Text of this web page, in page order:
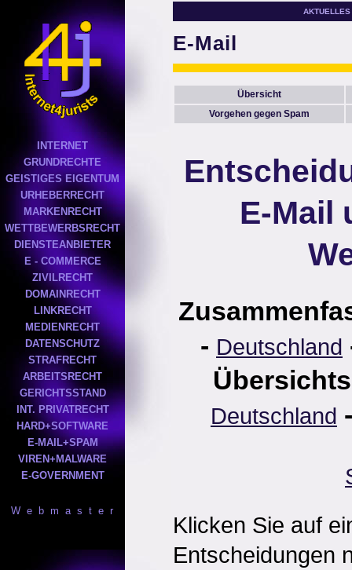
INTERNET
GRUNDRECHTE
GEISTIGES EIGENTUM
URHEBERRECHT
MARKENRECHT
WETTBEWERBSRECHT
DIENSTEANBIETER
E - COMMERCE
ZIVILRECHT
DOMAINRECHT
LINKRECHT
MEDIENRECHT
DATENSCHUTZ
STRAFRECHT
ARBEITSRECHT
GERICHTSSTAND
INT. PRIVATRECHT
HARD+SOFTWARE
E-MAIL+SPAM
VIREN+MALWARE
E-GOVERNMENT
W e b m a s t e r
AKTUELLES
E-Mail
Übersicht
Vorgehen gegen Spam
E-Mail
- Deutschland
Deutschland
Klicken Sie auf
Entscheidungen